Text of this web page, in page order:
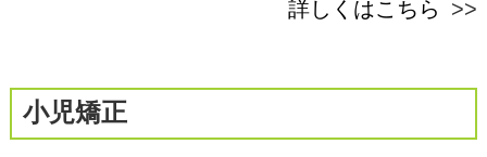
詳しくはこちら
小児矯正